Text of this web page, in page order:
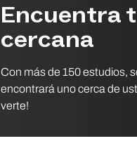
Encuentra
cercana
Con más de 150 estudios,
encontrará uno cerca de
verte!